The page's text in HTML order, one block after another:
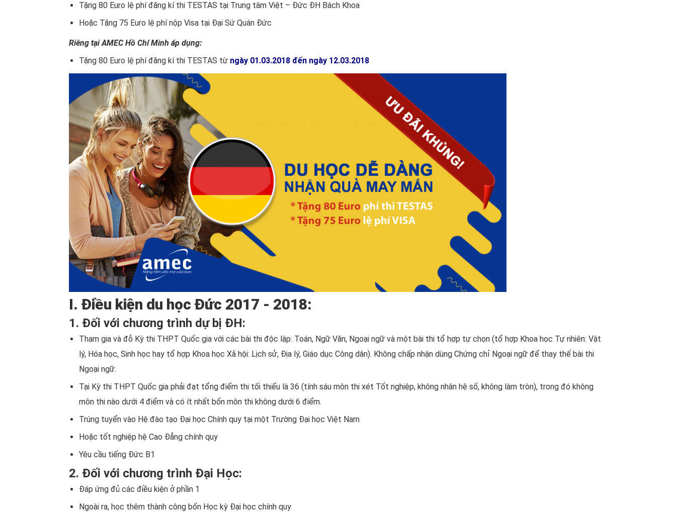
Tặng 80 Euro lệ phí đăng kí thi TESTAS tại Trung tâm Việt – Đức ĐH Bách Khoa
Hoặc Tặng 75 Euro lệ phí nộp Visa tại Đại Sứ Quán Đức
Riêng tại AMEC Hồ Chí Minh áp dụng:
Tặng 80 Euro lệ phí đăng kí thi TESTAS từ ngày 01.03.2018 đến ngày 12.03.2018
I. Điều kiện du học Đức 2017 - 2018:
1. Đối với chương trình dự bị ĐH:
Tham gia và đỗ Kỳ thi THPT Quốc gia với các bài thi độc lập: Toán, Ngữ Văn, Ngoại ngữ và một bài thi tổ hợp tự chọn (tổ hợp Khoa học Tự nhiên: Vật
lý, Hóa học, Sinh học hay tổ hợp Khoa học Xã hội: Lịch sử, Địa lý, Giáo dục Công dân). Không chấp nhận dùng Chứng chỉ Ngoại ngữ để thay thế bài thi
Ngoại ngữ.
Tại Kỳ thi THPT Quốc gia phải đạt tổng điểm thi tối thiểu là 36 (tính sáu môn thi xét Tốt nghiệp, không nhân hệ số, không làm tròn), trong đó không
môn thi nào dưới 4 điểm và có ít nhất bốn môn thi không dưới 6 điểm.
Trúng tuyển vào Hệ đào tạo Đại học Chính quy tại một Trường Đại học Việt Nam
Hoặc tốt nghiệp hệ Cao Đẳng chính quy
Yêu cầu tiếng Đức B1
2. Đối với chương trình Đại Học:
Đáp ứng đủ các điều kiện ở phần 1
Ngoài ra, học thêm thành công bốn Học kỳ Đại học chính quy